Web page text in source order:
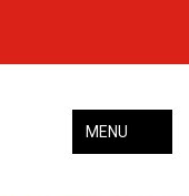
MENU